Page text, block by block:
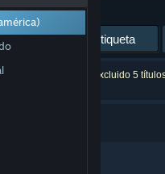
Steam Mobile
búsqueda. Se han excluido 5